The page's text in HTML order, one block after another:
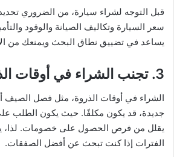
قبل التوجه لشراء سيارة، من الضروري
سعر السيارة وتكاليف الصيانة والوقود
يساعد في تضييق نطاق البحث ويمنعك من
3. تجنب الشراء في أوقات الذروة
الشراء في أوقات الذروة، مثل فصل الصيف
جديدة، قد يكون مكلفًا. حيث يكون الطلب
يقلل من فرص الحصول على خصومات. لذا،
الفترات إذا كنت تبحث عن أفضل الصفقات.